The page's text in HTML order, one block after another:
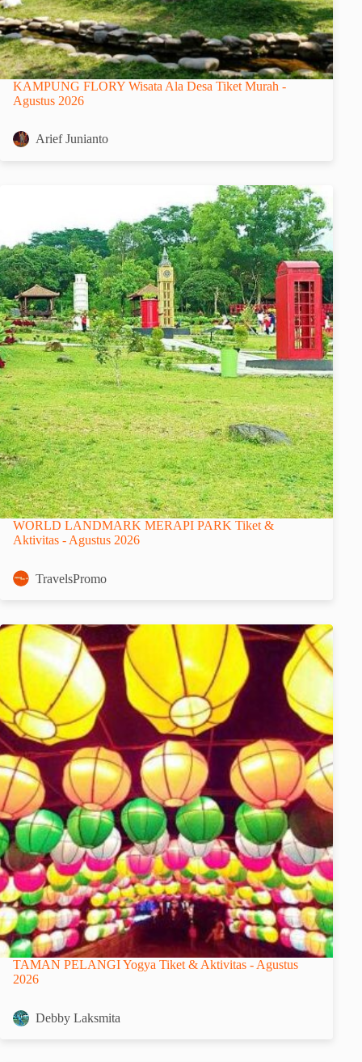
KAMPUNG FLORY Wisata Ala Desa Tiket Murah -
Agustus 2026
Arief Junianto
WORLD LANDMARK MERAPI PARK Tiket &
Aktivitas - Agustus 2026
TravelsPromo
TAMAN PELANGI Yogya Tiket & Aktivitas - Agustus
2026
Debby Laksmita